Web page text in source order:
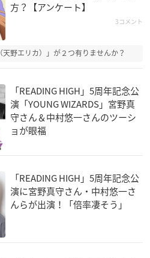
方？【アンケート】
3コメント
野エリカ）」が２つ有りませんか？
「READING HIGH」5周年記念公
演「YOUNG WIZARDS」宮野真
守さん＆中村悠一さんのツーシ
ョが眼福
「READING HIGH」5周年記念公
演に宮野真守さん・中村悠一さ
んらが出演！「倍率凄そう」